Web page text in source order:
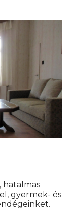
hatalmas
gyermek- és